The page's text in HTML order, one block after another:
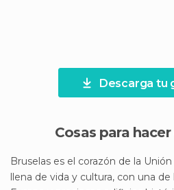
Descarga tu
Cosas para
Bruselas es el corazón de la
llena de vida y cultura, con una